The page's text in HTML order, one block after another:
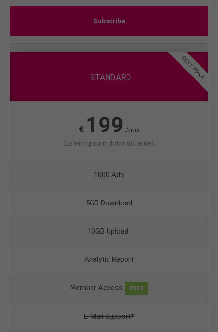
Subscribe
STANDARD
€ 199 /mo
Lorem ipsum dolor sit amet
1000 Ads
5GB Download
10GB Upload
Analytic Report
Member Access FREE
E-Mail Support*
BEST PRICE